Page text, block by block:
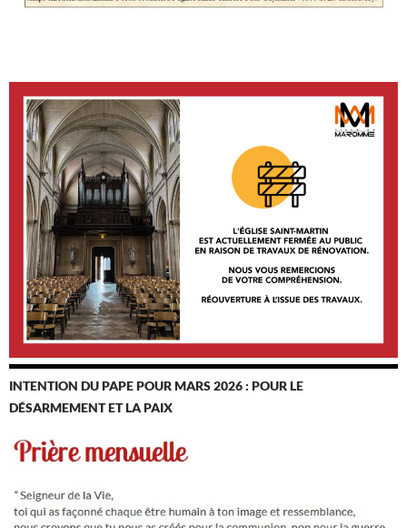
INTENTION DU PAPE POUR MARS 2026 : POUR LE
DÉSARMEMENT ET LA PAIX